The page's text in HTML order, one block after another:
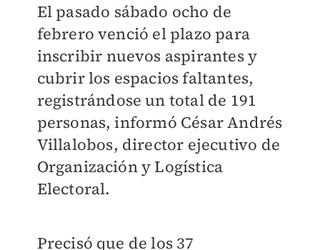
El pasado sábado ocho de
febrero venció el plazo para
inscribir nuevos aspirantes y
cubrir los espacios faltantes,
registrándose un total de 191
personas, informó César Andrés
Villalobos, director ejecutivo de
Organización y Logística
Electoral.
Precisó que de los 37